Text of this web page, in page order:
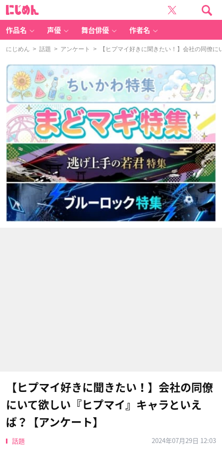
作品名 声優 舞台俳優 作者名
にじめん > 話題 > アンケート > 【ヒプマイ好きに聞きたい！】会社の同僚に
【ヒプマイ好きに聞きたい！】会社の同僚
にいて欲しい『ヒプマイ』キャラといえ
ば？【アンケート】
話題
2024年07月29日 12:03